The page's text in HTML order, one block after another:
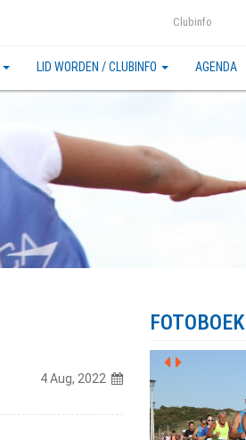
Clubinfo
LID WORDEN / CLUBINFO AGENDA
4 Aug, 2022
FOTOBOEK